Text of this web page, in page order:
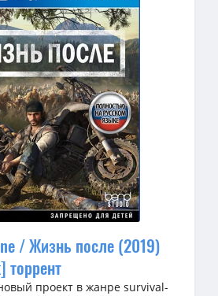
/ Жизнь после (2019)
торрент
проект в жанре survival-